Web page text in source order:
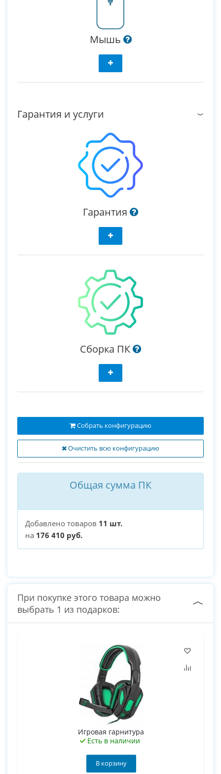
Мышь
Гарантия и услуги
Гарантия
Сборка ПК
Очистить всю конфигурацию
Собрать конфигурацию
Общая сумма ПК
Добавлено товаров 11 шт.
на 176 410 руб.
При покупке этого товара можно
выбрать 1 из подарков:
Игровая гарнитура
Есть в наличии
В корзину